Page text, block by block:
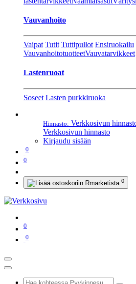
Vauvanhoito
Vaipat Tutit Tuttipullot Ensiruokailu
VauvanhoitotuotteetVauvatarvikkeet
Lastenruoat
Soseet Lasten purkkiruoka
Hinnasto: Verkkosivun
Verkkosivun hinnasto
Kirjaudu sisään
0
0
0
0
0